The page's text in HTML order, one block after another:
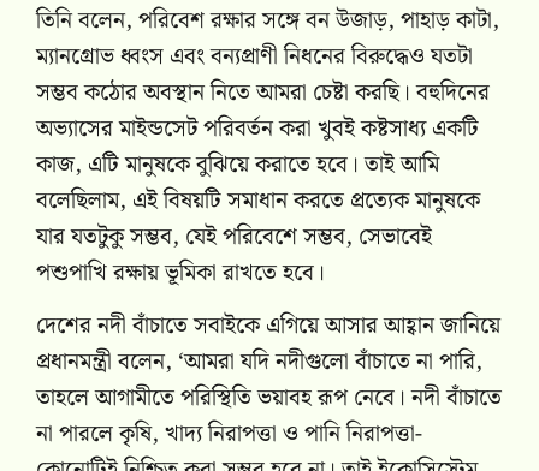
তিনি বলেন, পরিবেশ রক্ষার সঙ্গে বন উজাড়, পাহাড় কাটা,
ম্যানগ্রোভ ধ্বংস এবং বন্যপ্রাণী নিধনের বিরুদ্ধেও যতটা
সম্ভব কঠোর অবস্থান নিতে আমরা চেষ্টা করছি। বহুদিনের
অভ্যাসের মাইন্ডসেট পরিবর্তন করা খুবই কষ্টসাধ্য একটি
কাজ, এটি মানুষকে বুঝিয়ে করাতে হবে। তাই আমি
বলেছিলাম, এই বিষয়টি সমাধান করতে প্রত্যেক মানুষকে
যার যতটুকু সম্ভব, যেই পরিবেশে সম্ভব, সেভাবেই
পশুপাখি রক্ষায় ভূমিকা রাখতে হবে।
দেশের নদী বাঁচাতে সবাইকে এগিয়ে আসার আহ্বান জানিয়ে
প্রধানমন্ত্রী বলেন, ‘আমরা যদি নদীগুলো বাঁচাতে না পারি,
তাহলে আগামীতে পরিস্থিতি ভয়াবহ রূপ নেবে। নদী বাঁচাতে
না পারলে কৃষি, খাদ্য নিরাপত্তা ও পানি নিরাপত্তা-